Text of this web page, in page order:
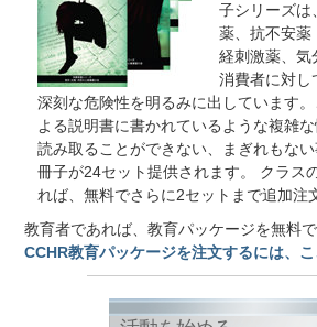
子シリーズは
薬、抗不安薬
経刺激薬、気
消費者に対し
深刻な危険性を明るみに出しています
よる説明書に書かれているような複雑
読み取ることができない、まぎれもな
冊子が24セット提供されます。 クラス
れば、無料でさらに2セットまで追加注
教育者であれば、教育パッケージを無料で
CCHR教育パッケージを注文するには、